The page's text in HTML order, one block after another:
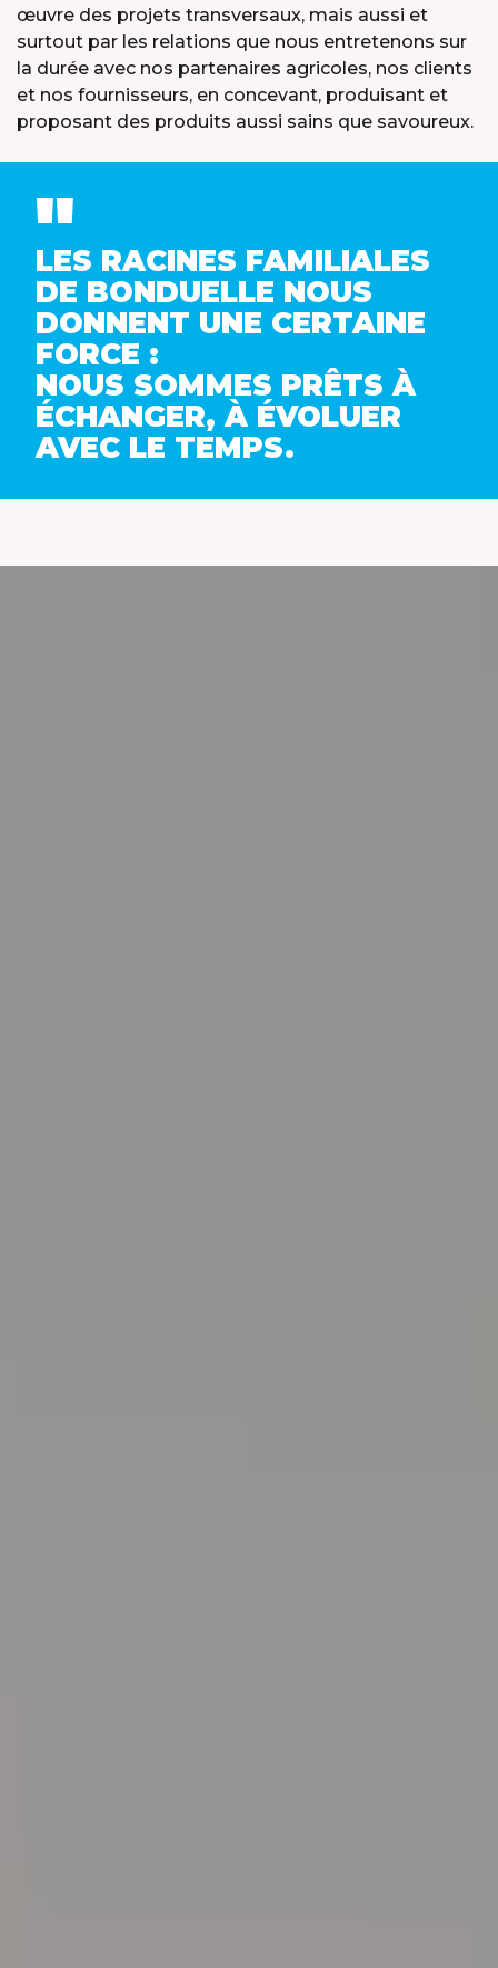
œuvre des projets transversaux, mais aussi et
surtout par les relations que nous entretenons sur
la durée avec nos partenaires agricoles, nos clients
et nos fournisseurs, en concevant, produisant et
proposant des produits aussi sains que savoureux.
LES RACINES FAMILIALES
DE BONDUELLE NOUS
DONNENT UNE CERTAINE
FORCE :
NOUS SOMMES PRÊTS À
ÉCHANGER, À ÉVOLUER
AVEC LE TEMPS.